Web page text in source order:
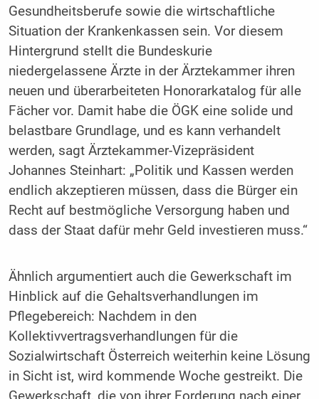
Gesundheitsberufe sowie die wirtschaftliche
Situation der Krankenkassen sein. Vor diesem
Hintergrund stellt die Bundeskurie
niedergelassene Ärzte in der Ärztekammer ihren
neuen und überarbeiteten Honorarkatalog für alle
Fächer vor. Damit habe die ÖGK eine solide und
belastbare Grundlage, und es kann verhandelt
werden, sagt Ärztekammer-Vizepräsident
Johannes Steinhart: „Politik und Kassen werden
endlich akzeptieren müssen, dass die Bürger ein
Recht auf bestmögliche Versorgung haben und
dass der Staat dafür mehr Geld investieren muss.“
Ähnlich argumentiert auch die Gewerkschaft im
Hinblick auf die Gehaltsverhandlungen im
Pflegebereich: Nachdem in den
Kollektivvertragsverhandlungen für die
Sozialwirtschaft Österreich weiterhin keine Lösung
in Sicht ist, wird kommende Woche gestreikt. Die